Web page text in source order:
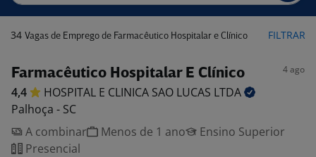
34 Vagas de Emprego de Farmacêutico Hospitalar e Clínico FILTRAR
Farmacêutico Hospitalar E Clínico 4 ago
4,4 HOSPITAL E CLINICA SAO LUCAS LTDA
Palhoça - SC
A combinar
Menos de 1 ano
Ensino Superior
Presencial